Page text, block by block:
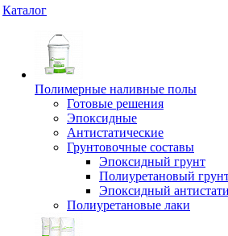
Каталог
Полимерные наливные полы
Готовые решения
Эпоксидные
Антистатические
Грунтовочные составы
Эпоксидный грунт
Полиуретановый
Эпоксидный
Полиуретановые лаки